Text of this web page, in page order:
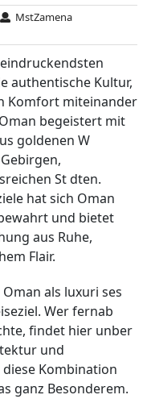
MstZamena
authentische Kultur,
Komfort miteinander
begeistert mit
goldenen W
St dten.
hat sich Oman
und bietet
aus Ruhe,
Flair.
als luxuri ses
Wer fernab
findet hier unber
und
Kombination
ganz Besonderem.